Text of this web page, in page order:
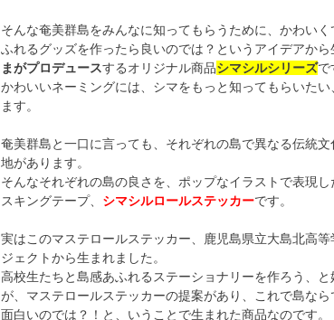
そんな奄美群島をみんなに知ってもらうために、かわい
ふれるグッズを作ったら良いのでは？というアイデアから
まがプロデュースするオリジナル商品シマシルシリーズで
かわいいネーミングには、シマをもっと知ってもらいた
ます。
奄美群島と一口に言っても、それぞれの島で異なる伝統
地があります。
そんなそれぞれの島の良さを、ポップなイラストで表現
スキングテープ、 シマシルロールステッカーです。
実はこのマステロールステッカー、鹿児島県立大島北高
ジェクトから生まれました。
高校生たちと島感あふれるステーショナリーを作ろう、
が、マステロールステッカーの提案があり、これで島なら
面白いのでは？！と、いうことで生まれた商品なのです。